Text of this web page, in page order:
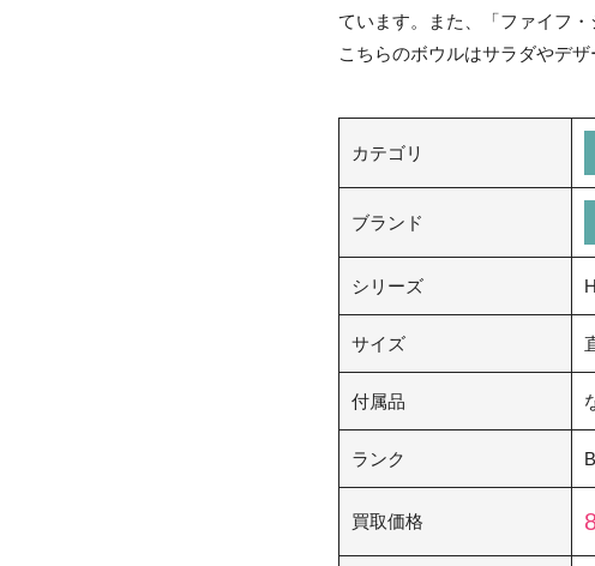
ています。また、「ファイフ
こちらのボウルはサラダやデ
カテゴリ
ブランド
シリーズ
サイズ
付属品
ランク
買取価格